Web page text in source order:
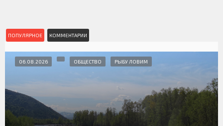
ПОПУЛЯРНОЕ КОММЕНТАРИИ
06.08.2026 ОБЩЕСТВО РЫБУ ЛОВИМ